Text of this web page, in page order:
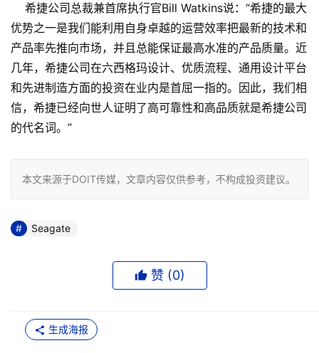
希捷公司总裁兼首席执行官Bill Watkins说：“希捷的最大
优势之一是我们能利用自身卓越的运营效率把最新的技术和
产品率先推向市场，并且总能保证最高水准的产品质量。近
几年，希捷公司在六西格玛设计、优质流程、通用设计平台
和先进制造方面的投资在业内是首屈一指的。因此，我们相
信，希捷已经向世人证明了高可靠性和高品质就是希捷公司
的代名词。”
本文来源于DOIT传媒，文章内容仅供参考，不构成投资建议。
Seagate
赞 (0)
生成海报